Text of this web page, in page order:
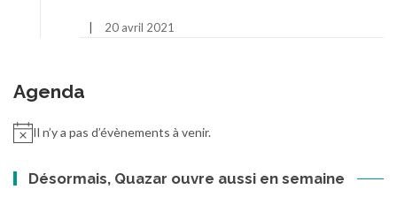
20 avril 2021
Agenda
Il n’y a pas d’évènements à venir.
Désormais, Quazar ouvre aussi en semaine